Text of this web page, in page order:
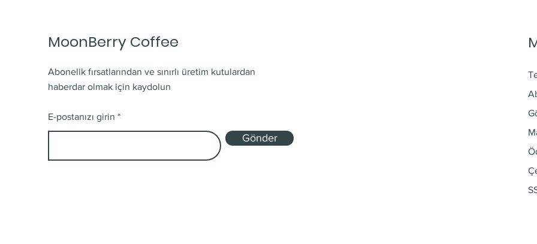
MoonBerry Coffee
Abonelik fırsatlarından ve sınırlı üretim kutulardan
haberdar olmak için kaydolun
E-postanızı girin
Gönder